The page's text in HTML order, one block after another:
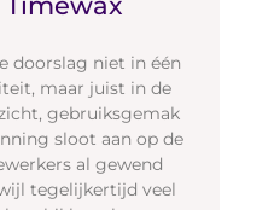
doorslag niet in één
maar juist in de
gebruiksgemak
sloot aan op de
al gewend
tegelijkertijd veel